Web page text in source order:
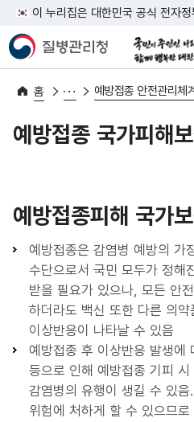
이 누리집은 대한민국 공식 전자
홈 예방접종 안전관리체계
예방접종 국가피해
예방접종피해 국가
예방접종은 감염병 예방의 가
수단으로서 국민 모두가 정해
받을 필요가 있으나, 모든 안
하더라도 백신 또한 다른 의
이상반응이 나타날 수 있음
예방접종 후 이상반응 발생에
등으로 인해 예방접종 기피
감염병의 유행이 생길 수 있
위험에 처하게 할 수 있으므